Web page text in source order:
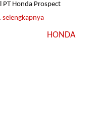
Honda Prospect
selengkapnya
HONDA